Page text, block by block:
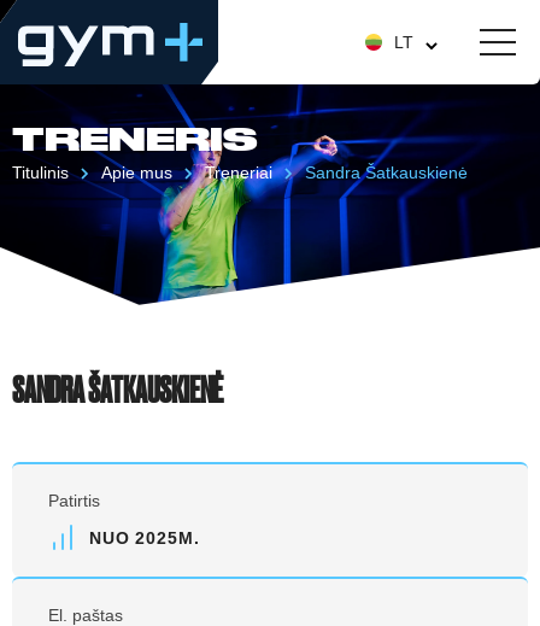
LT
TRENERIS
Titulinis Apie mus Treneriai Sandra Šatkauskienė
SANDRA ŠATKAUSKIENĖ
Patirtis
NUO 2025M.
El. paštas